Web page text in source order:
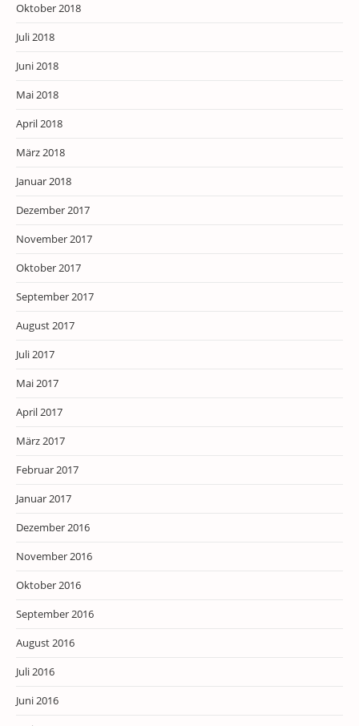
Oktober 2018
Juli 2018
Juni 2018
Mai 2018
April 2018
März 2018
Januar 2018
Dezember 2017
November 2017
Oktober 2017
September 2017
August 2017
Juli 2017
Mai 2017
April 2017
März 2017
Februar 2017
Januar 2017
Dezember 2016
November 2016
Oktober 2016
September 2016
August 2016
Juli 2016
Juni 2016